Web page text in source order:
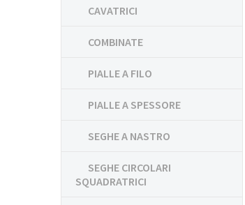
CAVATRICI
COMBINATE
PIALLE A FILO
PIALLE A SPESSORE
SEGHE A NASTRO
SEGHE CIRCOLARI
SQUADRATRICI